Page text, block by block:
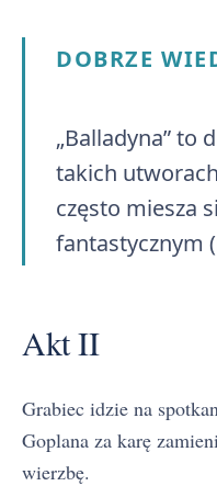
DOBRZE
„Balladyna” to
takich
często miesza
fantastycznym
Akt II
Grabiec idzie na
Goplana za karę
wierzbę.